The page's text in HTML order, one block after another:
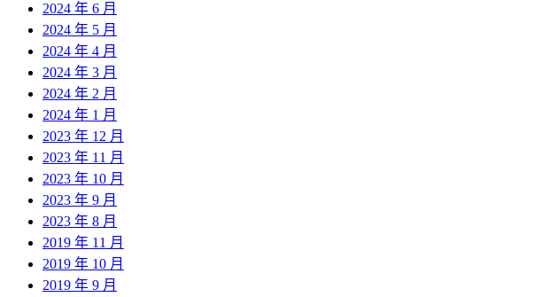
2024 年 6 月
2024 年 5 月
2024 年 4 月
2024 年 3 月
2024 年 2 月
2024 年 1 月
2023 年 12 月
2023 年 11 月
2023 年 10 月
2023 年 9 月
2023 年 8 月
2019 年 11 月
2019 年 10 月
2019 年 9 月